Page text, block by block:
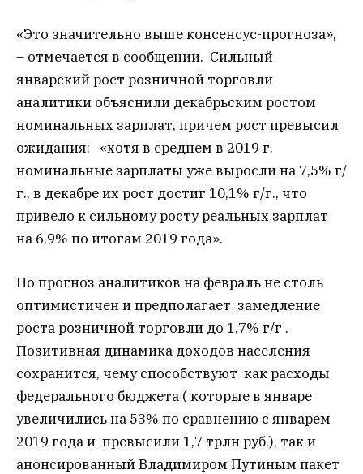
«Это значительно выше консенсус-прогноза»,
– отмечается в сообщении. Сильный
январский рост розничной торговли
аналитики объяснили декабрьским ростом
номинальных зарплат, причем рост превысил
ожидания: «хотя в среднем в 2019 г.
номинальные зарплаты уже выросли на 7,5% г/
г., в декабре их рост достиг 10,1% г/г., что
привело к сильному росту реальных зарплат
на 6,9% по итогам 2019 года».
Но прогноз аналитиков на февраль не столь
оптимистичен и предполагает замедление
роста розничной торговли до 1,7% г/г .
Позитивная динамика доходов населения
сохранится, чему способствуют как расходы
федерального бюджета ( которые в январе
увеличились на 53% по сравнению с январем
2019 года и превысили 1,7 трлн руб.), так и
анонсированный Владимиром Путиным пакет